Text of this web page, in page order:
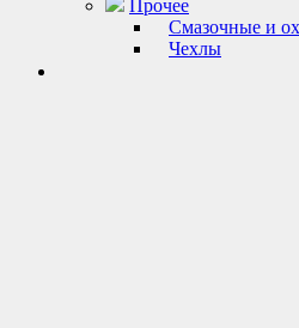
Прочее
Смазочные и
Чехлы